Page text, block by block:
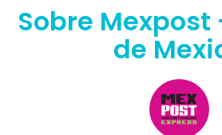
Sobre
de